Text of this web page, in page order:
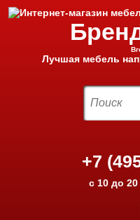
Лучшая мебель
+7
с 10 до